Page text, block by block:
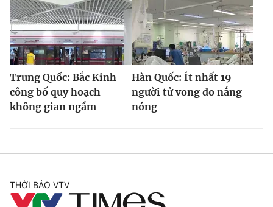
Trung Quốc: Bắc Kinh
công bố quy hoạch
không gian ngầm
Hàn Quốc: Ít nhất 19
người tử vong do nắng
nóng
THỜI BÁO VTV